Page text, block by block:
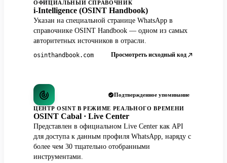
ОФИЦИАЛЬНЫЙ СПРАВОЧНИК
i-Intelligence (OSINT Handbook)
Указан на специальной странице WhatsApp в
справочнике OSINT Handbook — одном из самых
авторитетных источников в отрасли.
osinthandbook.com Просмотреть исходный код
Подтвержденное упоминание
ЦЕНТР OSINT В РЕЖИМЕ РЕАЛЬНОГО ВРЕМЕНИ
OSINT Cabal · Live Center
Представлен в официальном Live Center как API
для доступа к данным профиля WhatsApp, наряду с
более чем 30 тщательно отобранными
инструментами.